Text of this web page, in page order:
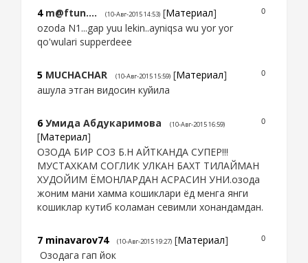
0
4 m@ftun.... (10-Авг-2015 14:53) [Материал]
ozoda N1...gap yuu lekin..ayniqsa wu yor yor
qo'wulari supperdeee
0
5 MUCHACHAR (10-Авг-2015 15:59) [Материал]
ашула этган видосин куйила
0
6 Умида Абдукаримова (10-Авг-2015 16:59)
[Материал]
ОЗОДА БИР СОЗ Б.Н АЙТКАНДА СУПЕР!!!
МУСТАХКАМ СОГЛИК УЛКАН БАХТ ТИЛАЙМАН
ХУДОЙИМ ЁМОНЛАРДАН АСРАСИН УНИ.озода
жоним мани хамма кошиклари ёд менга янги
кошиклар кутиб коламан севимли хонандамдан.
0
7 minavarov74 (10-Авг-2015 19:27) [Материал]
Озодага гап йок